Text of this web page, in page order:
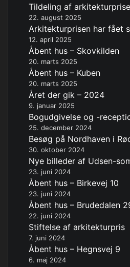
Tildeling af
22. august 2025
Arkitekturprisen har fået
12. april 2025
Åbent hus – Skovkilden
20. marts 2025
Åbent hus – Kuben
20. marts 2025
Året der gik – 2024
9. januar 2025
Bogudgivelse og -
25. december 2024
Besøg på Nordhaven i
30. oktober 2024
Nye billeder af Udsen-
23. juni 2024
Åbent hus – Birkevej 10
23. juni 2024
Åbent hus – Brudedalen
22. juni 2024
Stiftelse af arkitekturpris
7. juni 2024
Åbent hus – Hegnsvej 9
6. maj 2024